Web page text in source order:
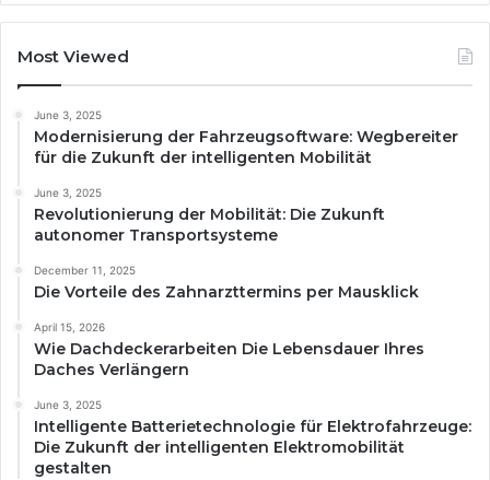
Most Viewed
June 3, 2025
Modernisierung der Fahrzeugsoftware: Wegbereiter
für die Zukunft der intelligenten Mobilität
June 3, 2025
Revolutionierung der Mobilität: Die Zukunft
autonomer Transportsysteme
December 11, 2025
Die Vorteile des Zahnarzttermins per Mausklick
April 15, 2026
Wie Dachdeckerarbeiten Die Lebensdauer Ihres
Daches Verlängern
June 3, 2025
Intelligente Batterietechnologie für Elektrofahrzeuge:
Die Zukunft der intelligenten Elektromobilität
gestalten